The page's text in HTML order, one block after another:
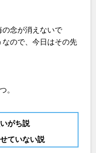
の念が消えないで
ので、今日はその先
。
がち説
ていない説